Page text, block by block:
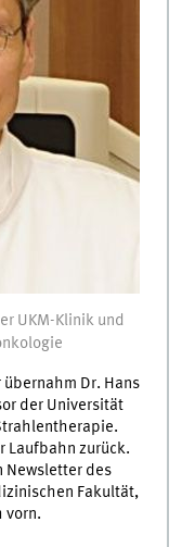
UKM-Klinik und
Dr. Hans
der Universität
Laufbahn zurück.
Newsletter des
Fakultät,
vorn.